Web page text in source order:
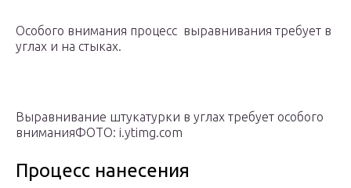
Особого внимания процесс выравнивания требует в
углах и на стыках.
Выравнивание штукатурки в углах требует особого
вниманияФОТО: i.ytimg.com
Процесс нанесения